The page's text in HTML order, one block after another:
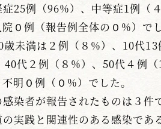
25例（96%）、中等症1例（
０例（報告例全体の０%）でし
未満は２例（８%）、10代13
40代２例（８%）、50代４例
明０例（０%）でした。
染者が報告されたものは３件
実践と関連性のある感染であ